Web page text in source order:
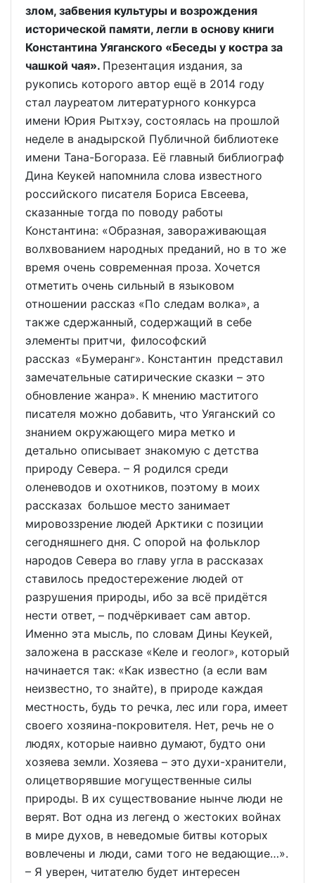
злом, забвения культуры и возрождения
исторической памяти, легли в основу книги
Константина Уяганского «Беседы у костра за
чашкой чая». Презентация издания, за
рукопись которого автор ещё в 2014 году
стал лауреатом литературного конкурса
имени Юрия Рытхэу, состоялась на прошлой
неделе в анадырской Публичной библиотеке
имени Тана-Богораза. Её главный библиограф
Дина Кеукей напомнила слова известного
российского писателя Бориса Евсеева,
сказанные тогда по поводу работы
Константина: «Образная, завораживающая
волхвованием народных преданий, но в то же
время очень современная проза. Хочется
отметить очень сильный в языковом
отношении рассказ «По следам волка», а
также сдержанный, содержащий в себе
элементы притчи, философский
рассказ «Бумеранг». Константин представил
замечательные сатирические сказки – это
обновление жанра». К мнению маститого
писателя можно добавить, что Уяганский со
знанием окружающего мира метко и
детально описывает знакомую с детства
природу Севера. – Я родился среди
оленеводов и охотников, поэтому в моих
рассказах большое место занимает
мировоззрение людей Арктики с позиции
сегодняшнего дня. С опорой на фольклор
народов Севера во главу угла в рассказах
ставилось предостережение людей от
разрушения природы, ибо за всё придётся
нести ответ, – подчёркивает сам автор.
Именно эта мысль, по словам Дины Кеукей,
заложена в рассказе «Келе и геолог», который
начинается так: «Как известно (а если вам
неизвестно, то знайте), в природе каждая
местность, будь то речка, лес или гора, имеет
своего хозяина-покровителя. Нет, речь не о
людях, которые наивно думают, будто они
хозяева земли. Хозяева – это духи-хранители,
олицетворявшие могущественные силы
природы. В их существование нынче люди не
верят. Вот одна из легенд о жестоких войнах
в мире духов, в неведомые битвы которых
вовлечены и люди, сами того не ведающие…».
– Я уверен, читателю будет интересен